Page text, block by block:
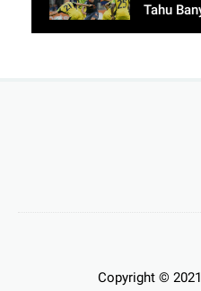
Tahu
Milan
Copyright ©